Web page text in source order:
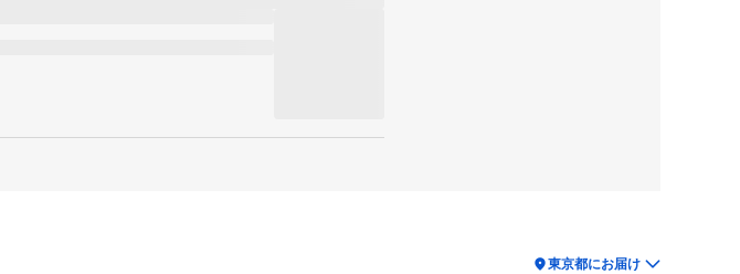
location_on東京都にお届け